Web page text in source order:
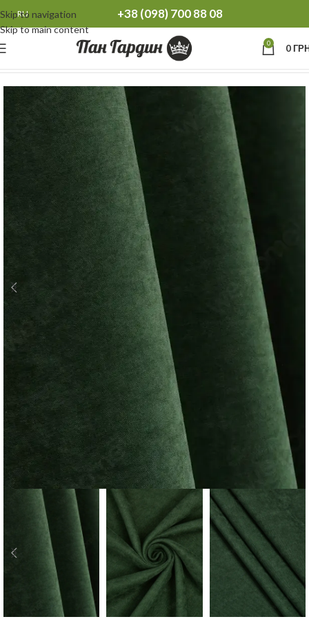
Skip to navigation
Skip to main content
RU +38 (098) 700 88 08
0 0
Главная Плотные шторы